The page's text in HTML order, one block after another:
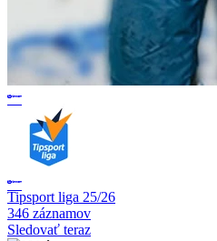
Tipsport liga 25/26
346 záznamov
Sledovať teraz